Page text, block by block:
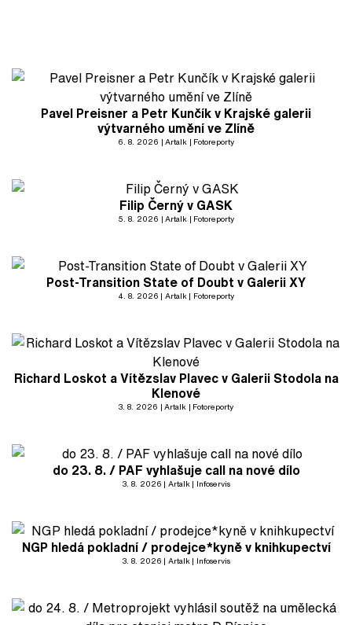
Pavel Preisner a Petr Kunčík v Krajské galerii
výtvarného umění ve Zlíně
6. 8. 2026 Artalk Fotoreporty
Filip Černý v GASK
5. 8. 2026 Artalk Fotoreporty
Post-Transition State of Doubt v Galerii XY
4. 8. 2026 Artalk Fotoreporty
Richard Loskot a Vítězslav Plavec v Galerii Stodola na
Klenové
3. 8. 2026 Artalk Fotoreporty
do 23. 8. / PAF vyhlašuje call na nové dílo
3. 8. 2026 Artalk Infoservis
NGP hledá pokladní / prodejce*kyně v knihkupectví
3. 8. 2026 Artalk Infoservis